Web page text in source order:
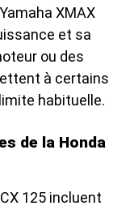
XMAX
et sa
ou des
à certains
habituelle.
de la Honda
125 incluent